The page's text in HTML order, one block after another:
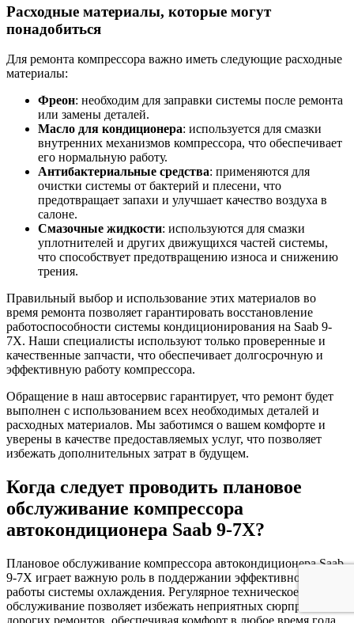
Расходные материалы, которые могут
понадобиться
Для ремонта компрессора важно иметь следующие расходные
материалы:
Фреон: необходим для заправки системы после ремонта
или замены деталей.
Масло для кондиционера: используется для смазки
внутренних механизмов компрессора, что обеспечивает
его нормальную работу.
Антибактериальные средства: применяются для
очистки системы от бактерий и плесени, что
предотвращает запахи и улучшает качество воздуха в
салоне.
Смазочные жидкости: используются для смазки
уплотнителей и других движущихся частей системы,
что способствует предотвращению износа и снижению
трения.
Правильный выбор и использование этих материалов во
время ремонта позволяет гарантировать восстановление
работоспособности системы кондиционирования на Saab 9-
7X. Наши специалисты используют только проверенные и
качественные запчасти, что обеспечивает долгосрочную и
эффективную работу компрессора.
Обращение в наш автосервис гарантирует, что ремонт будет
выполнен с использованием всех необходимых деталей и
расходных материалов. Мы заботимся о вашем комфорте и
уверены в качестве предоставляемых услуг, что позволяет
избежать дополнительных затрат в будущем.
Когда следует проводить плановое
обслуживание компрессора
автокондиционера Saab 9-7X?
Плановое обслуживание компрессора автокондиционера Saab
9-7X играет важную роль в поддержании эффективной
работы системы охлаждения. Регулярное техническое
обслуживание позволяет избежать неприятных сюрпризов и